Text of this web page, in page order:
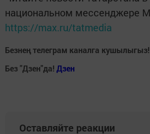
национальном мессенджере
https://max.ru/tatmedia
Безнең телеграм каналга кушылыгыз!
Без "Дзен"да! Дзен
Оставляйте реакции